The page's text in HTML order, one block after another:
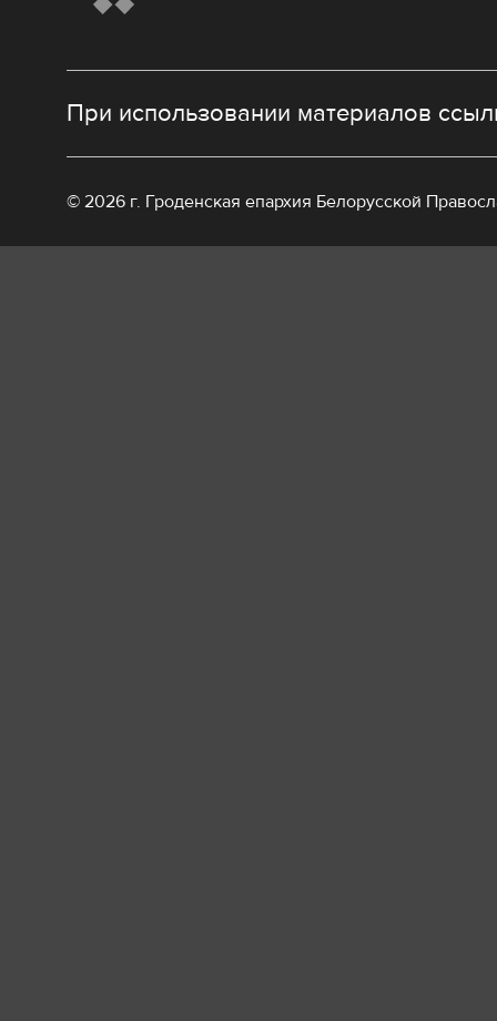
При использовании материалов
© 2026 г. Гроденская епархия Белорусской